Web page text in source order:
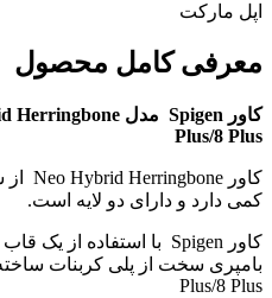
اپل مارکت
معرفی کامل محصول
Plus/8 Plus
کمی دارد و دارای دو لایه است.
Plus/8 Plus